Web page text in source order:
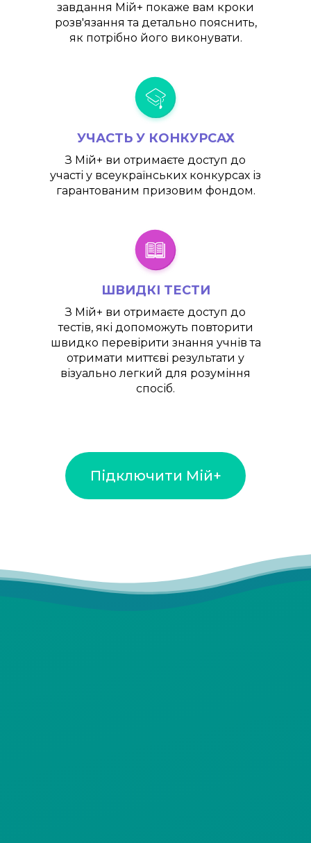
завдання Мій+ покаже вам кроки
розв'язання та детально пояснить,
як потрібно його виконувати.
УЧАСТЬ У КОНКУРСАХ
З Мій+ ви отримаєте доступ до
участі у всеукраїнських конкурсах із
гарантованим призовим фондом.
ШВИДКІ ТЕСТИ
З Мій+ ви отримаєте доступ до
тестів, які допоможуть повторити
швидко перевірити знання учнів та
отримати миттєві результати у
візуально легкий для розуміння
спосіб.
Підключити Мій+